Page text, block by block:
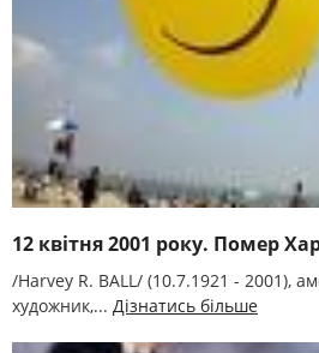
12 квітня 2001 року. Помер
/Harvey R. BALL/ (10.7.1921 - 2001),
художник,... Дізнатись більше